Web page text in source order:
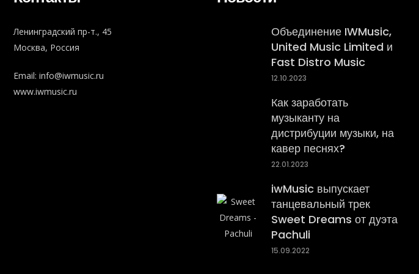
Ленинградский пр-т., 45
Москва, Россия
Email: info@iwmusic.ru
www.iwmusic.ru
Объединение IWMusic,
United Music Limited и
Fast Distro Music
12.10.2023
Как заработать
музыканту на
дистрибуции музыки, на
кавер песнях?
22.01.2023
iwMusic выпускает
танцевальный трек
Sweet Dreams от дуэта
Pachuli
15.09.2022